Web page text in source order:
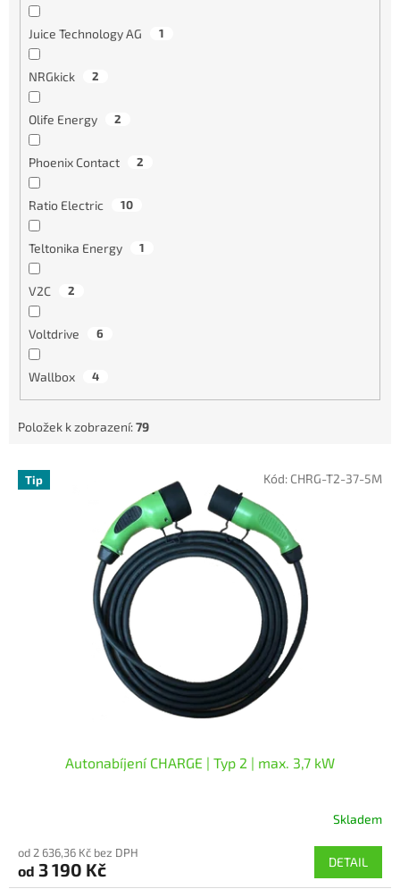
Juice Technology AG 1
NRGkick 2
Olife Energy 2
Phoenix Contact 2
Ratio Electric 10
Teltonika Energy 1
V2C 2
Voltdrive 6
Wallbox 4
Položek k zobrazení:79
V Tip
Autonabíjení CHARGE | Typ 2 | max. 3,7 kW
produktu
je
Skladem
od 2 636,36 Kč bez DPH
od 3 190 Kč DETAIL
Kód: CHRG-T2-37-5M